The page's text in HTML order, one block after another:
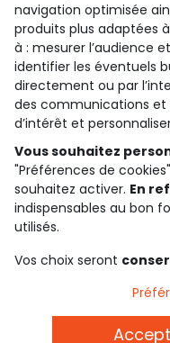
qui sommes-nous ?
besoin d'aide ?
le club fidélité
notre catalogue
Conditions générales de
Conditions d’utilisation des
Politique de confidentialité
Cookies et données
Paramètres des cookies
navigation optimisée
produits plus adaptées
à : mesurer l’audience
identifier les éventuels
directement ou par
des communications et
d’intérêt et
Vous souhaitez
"Préférences de
souhaitez activer. En
indispensables au bon
utilisés.
Vos choix seront